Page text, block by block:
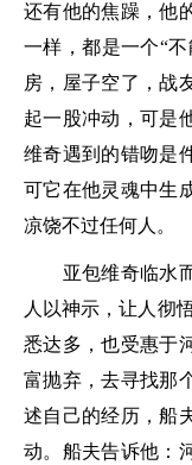
还有他的焦躁，他
一样，都是一个“
房，屋子空了，战
起一股冲动，可是
维奇遇到的错吻是
可它在他灵魂中生
凉饶不过任何人。
亚包维奇临水而
人以神示，让人彻
悉达多，也受惠于
富抛弃，去寻找那
述自己的经历，船
动。船夫告诉他：